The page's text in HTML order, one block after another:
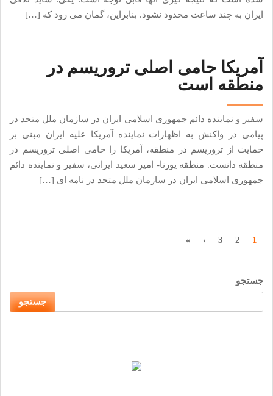
ایران به چند ساعت محدود نشود. بنابراین، گمان می رود که […]
آمریکا حامی اصلی تروریسم در
منطقه است
سفیر و نماینده دائم جمهوری اسلامی ایران در سازمان ملل متحد در
پیامی در واکنش به اظهارات نماینده آمریکا علیه ایران مبنی بر
حمایت از تروریسم در منطقه، آمریکا را حامی اصلی تروریسم در
منطقه دانست. منطقه یورنا- امیر سعید ایرانی، سفیر و نماینده دائم
جمهوری اسلامی ایران در سازمان ملل متحد در نامه ای […]
1
2
3
›
»
جستجو
جستجو